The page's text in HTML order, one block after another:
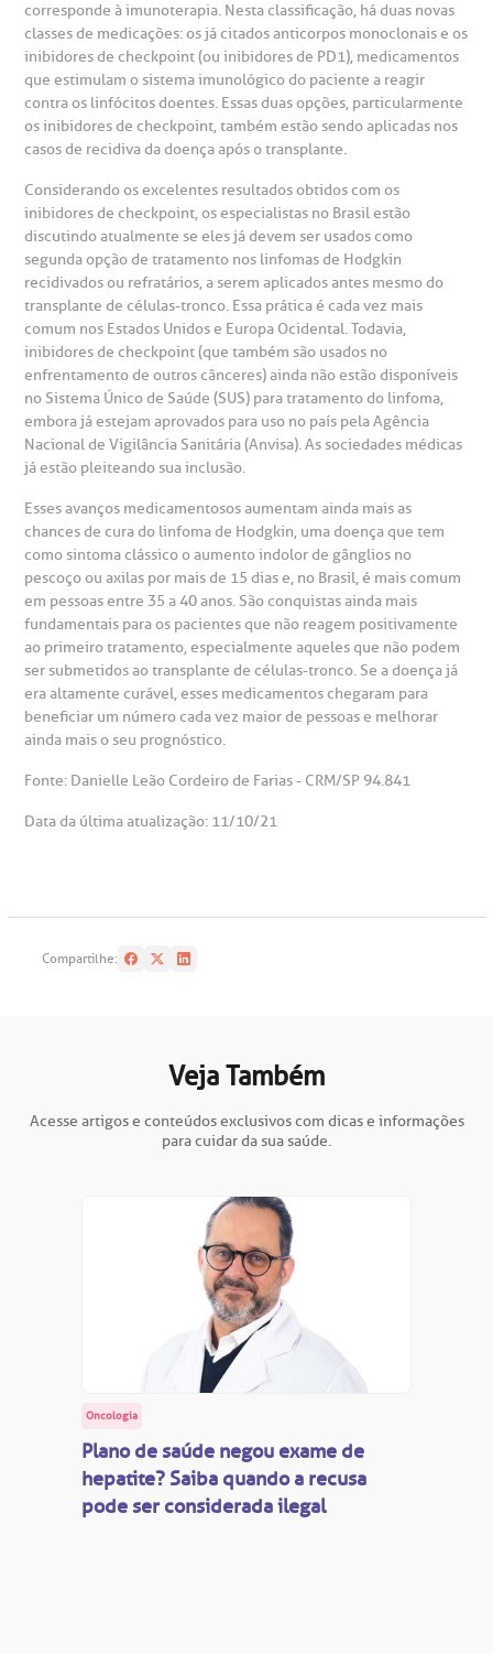
Clínica Medicina da Mulher
Saiba mais
Endereço:
R. Colômbia, 332
CEP: 01438-000 | Jardim Paulista
São Paulo - SP
de Bioética
de Sangue
de órgãos
de cuidado
e perdidos
corresponde à imunoterapia. Nesta classificação, há duas novas
classes de medicações: os já citados anticorpos monoclonais e os
inibidores de checkpoint (ou inibidores de PD1), medicamentos
que estimulam o sistema imunológico do paciente a reagir
contra os linfócitos doentes. Essas duas opções, particularmente
os inibidores de checkpoint, também estão sendo aplicadas nos
casos de recidiva da doença após o transplante.
Considerando os excelentes resultados obtidos com os
inibidores de checkpoint, os especialistas no Brasil estão
discutindo atualmente se eles já devem ser usados como
segunda opção de tratamento nos linfomas de Hodgkin
recidivados ou refratários, a serem aplicados antes mesmo do
transplante de células-tronco. Essa prática é cada vez mais
comum nos Estados Unidos e Europa Ocidental. Todavia,
inibidores de checkpoint (que também são usados no
enfrentamento de outros cânceres) ainda não estão disponíveis
no Sistema Único de Saúde (SUS) para tratamento do linfoma,
embora já estejam aprovados para uso no país pela Agência
Nacional de Vigilância Sanitária (Anvisa). As sociedades médicas
já estão pleiteando sua inclusão.
Esses avanços medicamentosos aumentam ainda mais as
chances de cura do linfoma de Hodgkin, uma doença que tem
como sintoma clássico o aumento indolor de gânglios no
pescoço ou axilas por mais de 15 dias e, no Brasil, é mais comum
em pessoas entre 35 a 40 anos. São conquistas ainda mais
fundamentais para os pacientes que não reagem positivamente
ao primeiro tratamento, especialmente aqueles que não podem
ser submetidos ao transplante de células-tronco. Se a doença já
era altamente curável, esses medicamentos chegaram para
beneficiar um número cada vez maior de pessoas e melhorar
ainda mais o seu prognóstico.
Fonte: Danielle Leão Cordeiro de Farias - CRM/SP 94.841
Data da última atualização: 11/10/21
Compartilhe:
Veja Também
Acesse artigos e conteúdos exclusivos com dicas e informações
para cuidar da sua saúde.
Oncologia
Plano de saúde negou exame de
hepatite? Saiba quando a recusa
pode ser considerada ilegal